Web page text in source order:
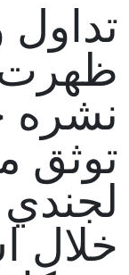
نشره
توثق
خلال